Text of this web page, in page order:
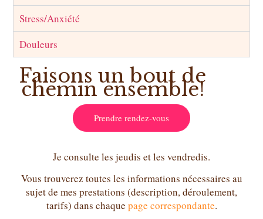
Stress/Anxiété
Douleurs
Faisons un bout de
chemin ensemble!
Prendre rendez-vous
Je consulte les jeudis et les vendredis.
Vous trouverez toutes les informations nécessaires au
sujet de mes prestations (description, déroulement,
tarifs) dans chaque page correspondante.